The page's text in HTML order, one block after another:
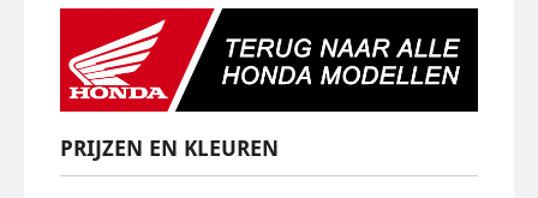
PRIJZEN EN KLEUREN